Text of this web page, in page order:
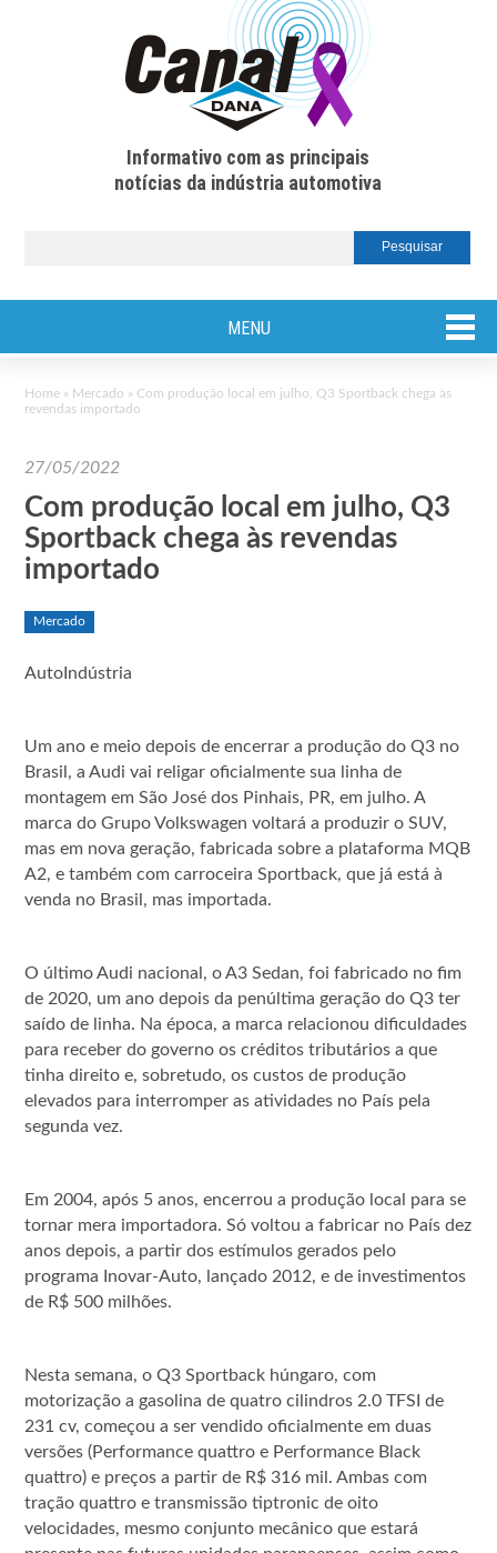
Informativo com as principais
notícias da indústria automotiva
MENU
Home » Mercado » Com produção local em julho, Q3 Sportback chega às
revendas importado
27/05/2022
Com produção local em julho, Q3
Sportback chega às revendas
importado
Mercado
AutoIndústria
Um ano e meio depois de encerrar a produção do Q3 no
Brasil, a Audi vai religar oficialmente sua linha de
montagem em São José dos Pinhais, PR, em julho. A
marca do Grupo Volkswagen voltará a produzir o SUV,
mas em nova geração, fabricada sobre a plataforma MQB
A2, e também com carroceira Sportback, que já está à
venda no Brasil, mas importada.
O último Audi nacional, o A3 Sedan, foi fabricado no fim
de 2020, um ano depois da penúltima geração do Q3 ter
saído de linha. Na época, a marca relacionou dificuldades
para receber do governo os créditos tributários a que
tinha direito e, sobretudo, os custos de produção
elevados para interromper as atividades no País pela
segunda vez.
Em 2004, após 5 anos, encerrou a produção local para se
tornar mera importadora. Só voltou a fabricar no País dez
anos depois, a partir dos estímulos gerados pelo
programa Inovar-Auto, lançado 2012, e de investimentos
de R$ 500 milhões.
Nesta semana, o Q3 Sportback húngaro, com
motorização a gasolina de quatro cilindros 2.0 TFSI de
231 cv, começou a ser vendido oficialmente em duas
versões (Performance quattro e Performance Black
quattro) e preços a partir de R$ 316 mil. Ambas com
tração quattro e transmissão tiptronic de oito
velocidades, mesmo conjunto mecânico que estará